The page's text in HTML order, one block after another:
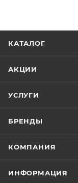
КАТАЛОГ
АКЦИИ
УСЛУГИ
БРЕНДЫ
КОМПАНИЯ
ИНФОРМАЦИЯ